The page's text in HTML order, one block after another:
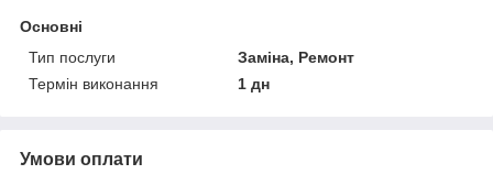
Основні
Тип послуги
Заміна, Ремонт
Термін виконання
1 дн
Умови оплати